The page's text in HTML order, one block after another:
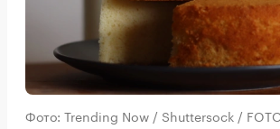
Фото: Trending Now / Shuttersock /